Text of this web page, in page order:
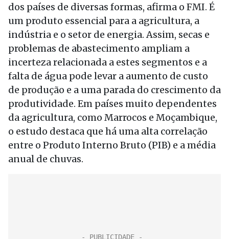
dos países de diversas formas, afirma o FMI. É
um produto essencial para a agricultura, a
indústria e o setor de energia. Assim, secas e
problemas de abastecimento ampliam a
incerteza relacionada a estes segmentos e a
falta de água pode levar a aumento de custo
de produção e a uma parada do crescimento da
produtividade. Em países muito dependentes
da agricultura, como Marrocos e Moçambique,
o estudo destaca que há uma alta correlação
entre o Produto Interno Bruto (PIB) e a média
anual de chuvas.